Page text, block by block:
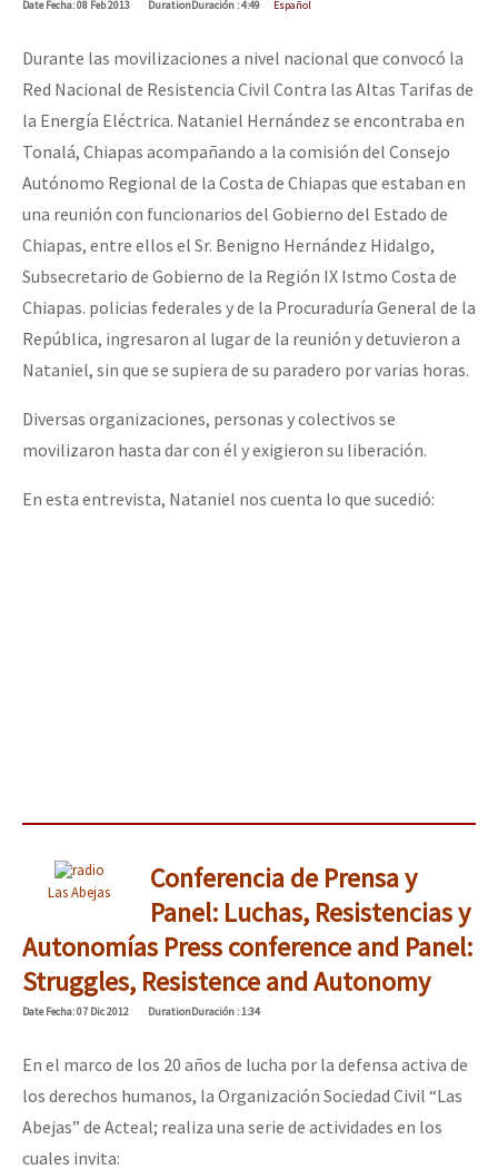
DateFecha: 08 Feb 2013 DurationDuración: 4:49 Español
Durante las movilizaciones a nivel nacional que convocó la
Red Nacional de Resistencia Civil Contra las Altas Tarifas de
la Energía Eléctrica. Nataniel Hernández se encontraba en
Tonalá, Chiapas acompañando a la comisión del Consejo
Autónomo Regional de la Costa de Chiapas que estaban en
una reunión con funcionarios del Gobierno del Estado de
Chiapas, entre ellos el Sr. Benigno Hernández Hidalgo,
Subsecretario de Gobierno de la Región IX Istmo Costa de
Chiapas. policias federales y de la Procuraduría General de la
República, ingresaron al lugar de la reunión y detuvieron a
Nataniel, sin que se supiera de su paradero por varias horas.
Diversas organizaciones, personas y colectivos se
movilizaron hasta dar con él y exigieron su liberación.
En esta entrevista, Nataniel nos cuenta lo que sucedió:
Las Abejas
Conferencia de Prensa y
Panel: Luchas, Resistencias y
Autonomías Press conference and Panel:
Struggles, Resistence and Autonomy
DateFecha: 07 Dic 2012 DurationDuración: 1:34
En el marco de los 20 años de lucha por la defensa activa de
los derechos humanos, la Organización Sociedad Civil “Las
Abejas” de Acteal; realiza una serie de actividades en los
cuales invita: